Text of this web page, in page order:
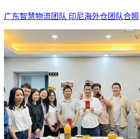
广东智慧物流团队 印尼海外仓团队合照